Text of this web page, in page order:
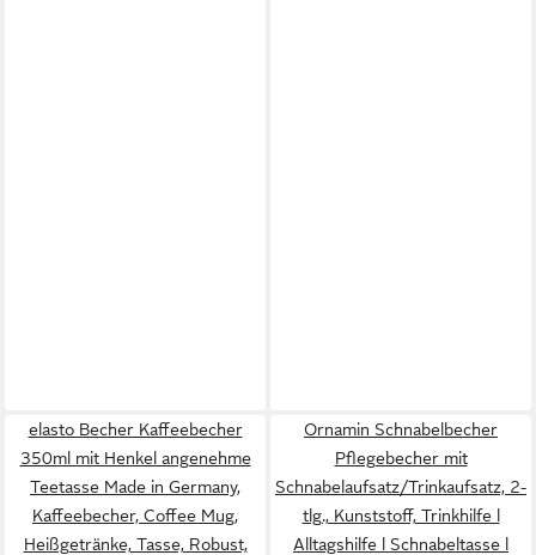
elasto Becher Kaffeebecher
350ml mit Henkel angenehme
Teetasse Made in Germany,
Kaffeebecher, Coffee Mug,
Heißgetränke, Tasse, Robust,
Ornamin Schnabelbecher
Pflegebecher mit
Schnabelaufsatz/Trinkaufsatz, 2-
tlg., Kunststoff, Trinkhilfe l
Alltagshilfe l Schnabeltasse l